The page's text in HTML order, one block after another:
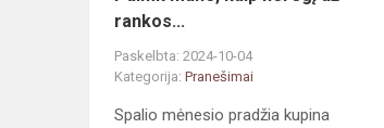
rankos...
Paskelbta: 2024-10-04
Kategorija: Pranešimai
Spalio mėnesio pradžia kupina